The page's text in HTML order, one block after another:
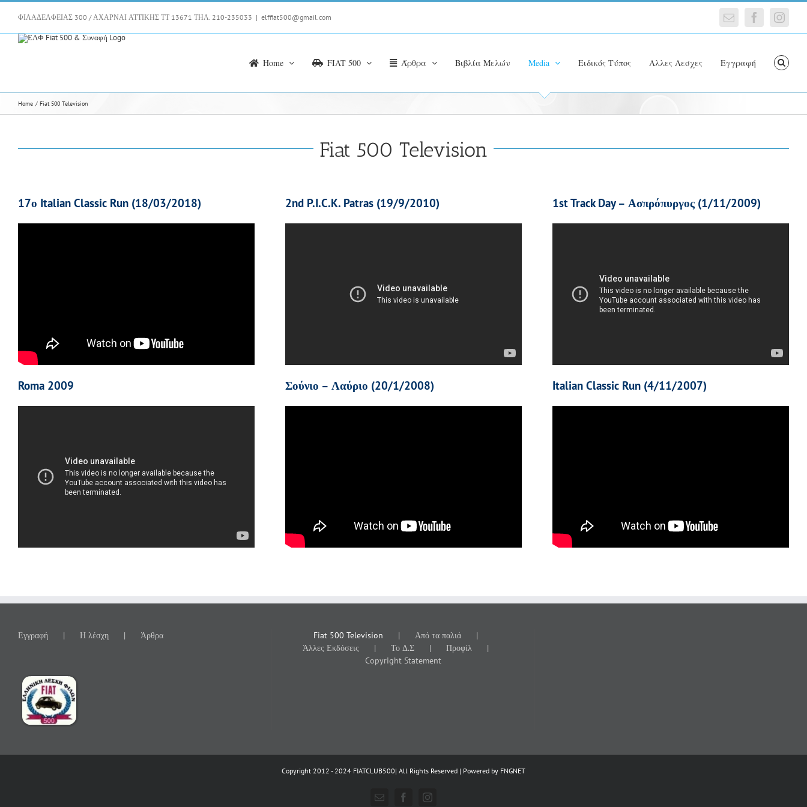
Skip
ΦΙΛΑΔΕΛΦΕΙΑΣ 300 / ΑΧΑΡΝΑΙ ΑΤΤΙΚΗΣ ΤΤ 13671 ΤΗΛ. 210-235033 | elffiat500@gmail.com EmailFacebook
Home FIAT 500 Άρθρα Βιβλία Μελών Media Ειδικός Τύπος Αλλες Λεσχες Εγγραφή
Home Fiat 500 Television
Fiat 500 Television
17ο Italian Classic Run (18/03/2018) 2nd P.I.C.K. Patras (19/9/2010) 1st Track Day – Ασπρόπυργος (1/11/2009)
Roma 2009 Σούνιο – Λαύριο (20/1/2008) Italian Classic Run (4/11/2007)
Εγγραφή Η λέσχη Άρθρα Fiat 500 Television
Από τα παλιά
Άλλες Εκδόσεις
Το Δ.Σ
Προφίλ
Copyright Statement
Copyright 2012 - 2024 FIATCLUB500| All Rights Reserved | Powered by FNGNET
Email FacebookInstagram